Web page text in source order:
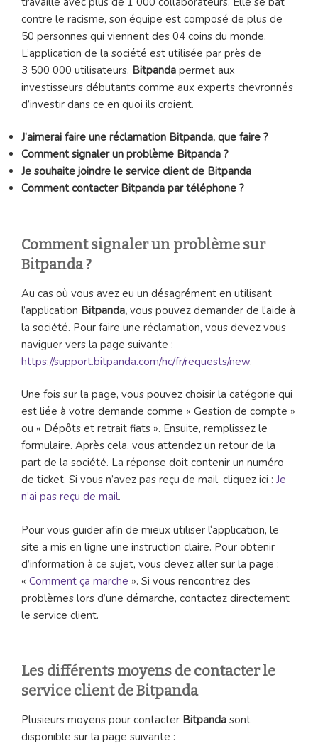
contre le racisme, son équipe est composé de plus de
50 personnes qui viennent des 04 coins du monde.
L’application de la société est utilisée par près de
3 500 000 utilisateurs. Bitpanda permet aux
investisseurs débutants comme aux experts chevronnés
d’investir dans ce en quoi ils croient.
J’aimerai faire une réclamation Bitpanda, que faire ?
Comment signaler un problème Bitpanda ?
Je souhaite joindre le service client de Bitpanda
Comment contacter Bitpanda par téléphone ?
Comment signaler un problème sur
Bitpanda ?
Au cas où vous avez eu un désagrément en utilisant
l’application Bitpanda, vous pouvez demander de l’aide à
la société. Pour faire une réclamation, vous devez vous
naviguer vers la page suivante :
https://support.bitpanda.com/hc/fr/requests/new.
Une fois sur la page, vous pouvez choisir la catégorie qui
est liée à votre demande comme « Gestion de compte »
ou « Dépôts et retrait fiats ». Ensuite, remplissez le
formulaire. Après cela, vous attendez un retour de la
part de la société. La réponse doit contenir un numéro
de ticket. Si vous n’avez pas reçu de mail, cliquez ici : Je
n’ai pas reçu de mail.
Pour vous guider afin de mieux utiliser l‘application, le
site a mis en ligne une instruction claire. Pour obtenir
d’information à ce sujet, vous devez aller sur la page :
« Comment ça marche ». Si vous rencontrez des
problèmes lors d’une démarche, contactez directement
le service client.
Les différents moyens de contacter le
service client de Bitpanda
Plusieurs moyens pour contacter Bitpanda sont
disponible sur la page suivante :